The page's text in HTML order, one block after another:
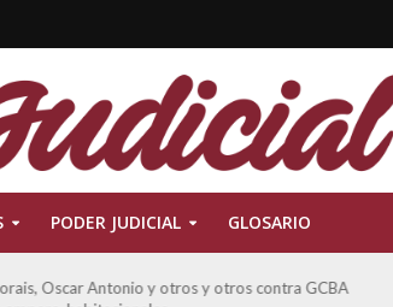
PODER JUDICIAL GLOSARIO
Oscar Antonio y otros y otros contra GCBA